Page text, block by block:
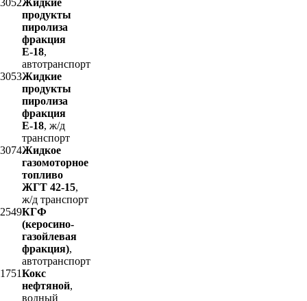
продукты
пиролиза
фракция
Е-18,
автотранспорт
3053Жидкие
продукты
пиролиза
фракция
Е-18, ж/д
транспорт
3074Жидкое
газомоторное
топливо
ЖГТ 42-15,
ж/д транспорт
2549КГФ
(керосино-
газойлевая
фракция),
автотранспорт
1751Кокс
нефтяной,
водный